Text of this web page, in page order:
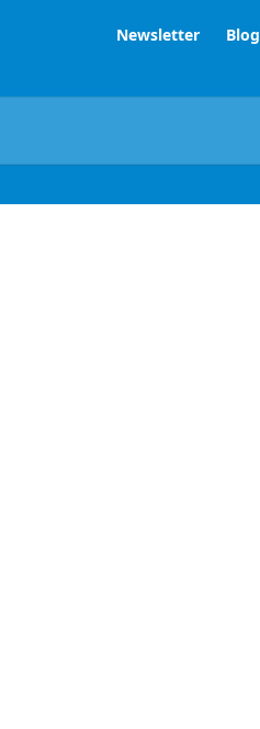
Newsletter Blog